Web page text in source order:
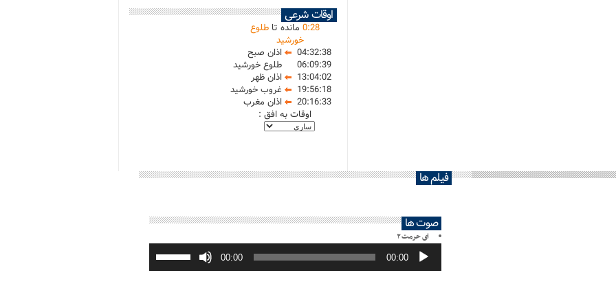
اوقات شرعی
0:28 مانده تاطلوع
خورشید
04:32:38
اذان صبح
06:09:39
طلوع خورشید
13:04:02
اذان ظهر
19:56:18
غروب خورشید
20:16:33
اذان مغرب
اوقات به افق :
فیلم ها
صوت ها
ای حرمت ۲
پخش‌کننده
صوت 00:00
00:00
برای
افزایش
یا
صدا